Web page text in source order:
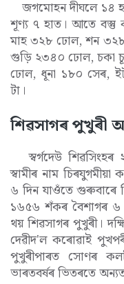
জগমোহন দীঘলে ১৪
শূণ্য ৭ হাত। আতে
মাহ ৩২৮ ঢোল, শন
গুড়ি ২৩৪০ ঢোল, চকা
ঢোল, ধূনা ১৮০ সেৰ,
টা।
শিৱসাগৰ পুখুৰী
স্বৰ্গদেউ শিৱসিংহৰ
স্বামীৰ নাম
৬ দিন যাওঁতে গুৰুবাৰে
১৬৫৬ শঁকৰ বৈশাগৰ ৬
থয় শিৱসাগৰ পুখুৰী।
দেৱীদ'ল কৰোৱাই
পুখুৰীপাৰত সোণৰ
ভাৰতবৰ্ষৰ ভিতৰতে